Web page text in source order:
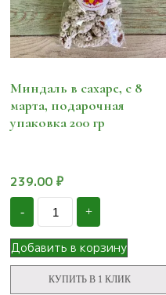
Миндаль в сахаре, с 8
марта, подарочная
упаковка 200 гр
239.00 ₽
- Количество
Миндаль
в
сахаре,
с
марта,
+
Добавить в корзину
КУПИТЬ В 1 КЛИК